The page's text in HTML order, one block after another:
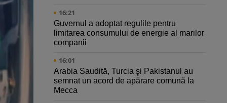
16:21
Guvernul a adoptat regulile pentru
limitarea consumului de energie al marilor
companii
16:01
Arabia Saudită, Turcia şi Pakistanul au
semnat un acord de apărare comună la
Mecca